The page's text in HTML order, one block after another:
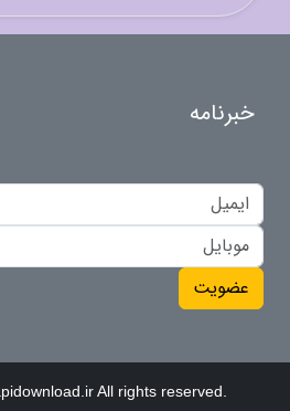
خبرنامه
عضویت
All rights reserved.